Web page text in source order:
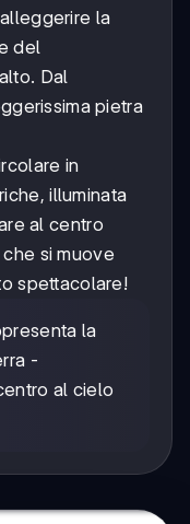
la
del
Dal
pietra
in
illuminata
al centro
si muove
spettacolare!
la
-
al cielo